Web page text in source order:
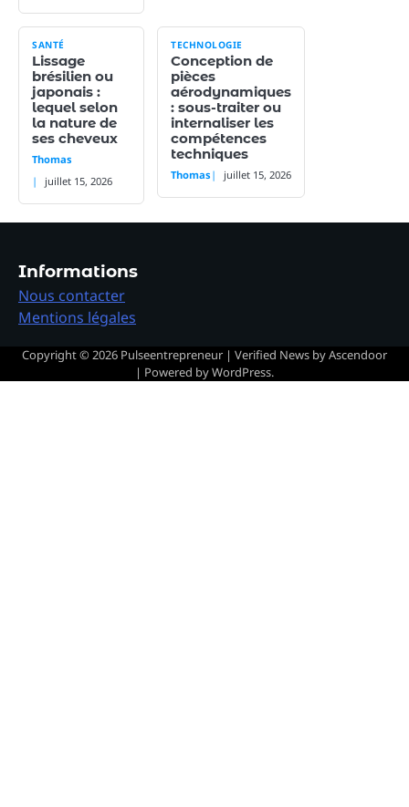
SANTÉ
Lissage
brésilien ou
japonais :
lequel selon
la nature de
ses cheveux
Thomas
juillet 15, 2026
TECHNOLOGIE
Conception de
pièces
aérodynamiques
: sous-traiter ou
internaliser les
compétences
techniques
Thomas juillet 15, 2026
Informations
Nous contacter
Mentions légales
Copyright © 2026 Pulseentrepreneur | Verified News byAscendoor
| Powered byWordPress.